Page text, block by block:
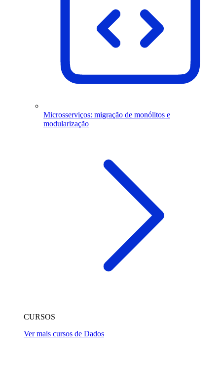
Microsserviços: migração de monólitos e
modularização
CURSOS
Ver mais cursos de Dados